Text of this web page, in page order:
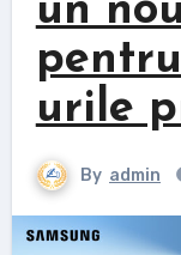
un
urile
By admin